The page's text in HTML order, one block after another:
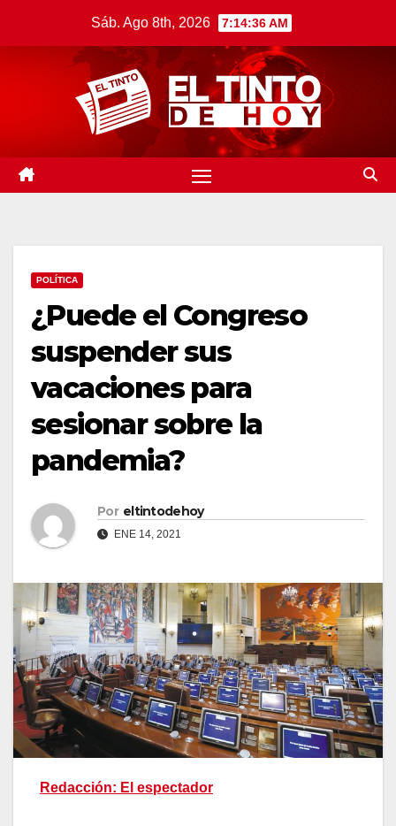
Sáb. Ago 8th, 2026 7:14:37 AM
POLÍTICA
¿Puede el Congreso
suspender sus
vacaciones para
sesionar sobre la
pandemia?
Por eltintodehoy
ENE 14, 2021
Redacción: El espectador